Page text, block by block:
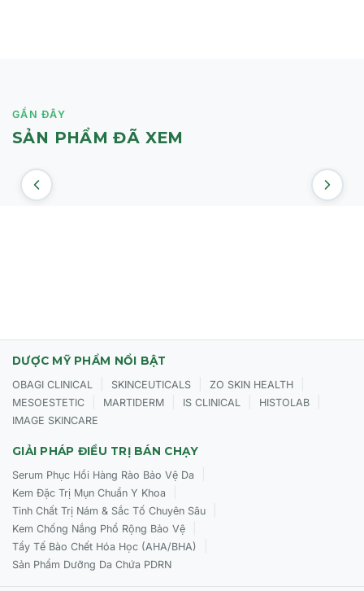
GẦN ĐÂY
SẢN PHẨM ĐÃ XEM
DƯỢC MỸ PHẨM NỔI BẬT
OBAGI CLINICAL SKINCEUTICALS ZO SKIN HEALTH
MESOESTETIC MARTIDERM IS CLINICAL HISTOLAB
IMAGE SKINCARE
GIẢI PHÁP ĐIỀU TRỊ BÁN CHẠY
Serum Phục Hồi Hàng Rào Bảo Vệ Da
Kem Đặc Trị Mụn Chuẩn Y Khoa
Tinh Chất Trị Nám & Sắc Tố Chuyên Sâu
Kem Chống Nắng Phổ Rộng Bảo Vệ
Tẩy Tế Bào Chết Hóa Học (AHA/BHA)
Sản Phẩm Dưỡng Da Chứa PDRN